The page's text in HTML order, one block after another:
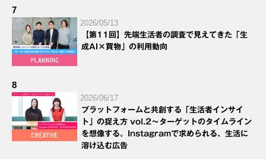
7
2026/05/13
【第11回】先端生活者の調査で見えてきた「生
成AI×買物」の利用動向
8
2026/06/17
プラットフォームと共創する「生活者インサイ
ト」の捉え方 vol.2～ターゲットのタイムライン
を想像する。Instagramで求められる、生活に
溶け込む広告